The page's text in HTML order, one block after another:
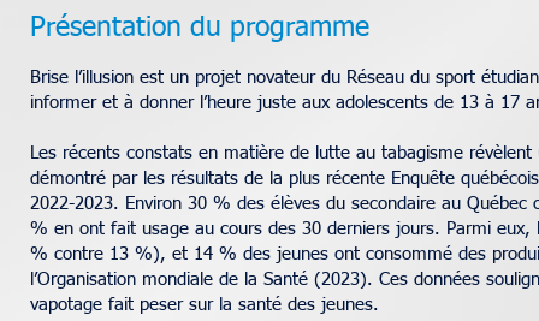
Présentation du programme
Brise l’illusion est un projet novateur du Réseau du sport
informer et à donner l’heure juste aux adolescents de 13 à 17
Les récents constats en matière de lutte au tabagisme
démontré par les résultats de la plus récente Enquête
2022-2023. Environ 30 % des élèves du secondaire au
% en ont fait usage au cours des 30 derniers jours. Parmi
% contre 13 %), et 14 % des jeunes ont consommé des
l’Organisation mondiale de la Santé (2023). Ces données
vapotage fait peser sur la santé des jeunes.